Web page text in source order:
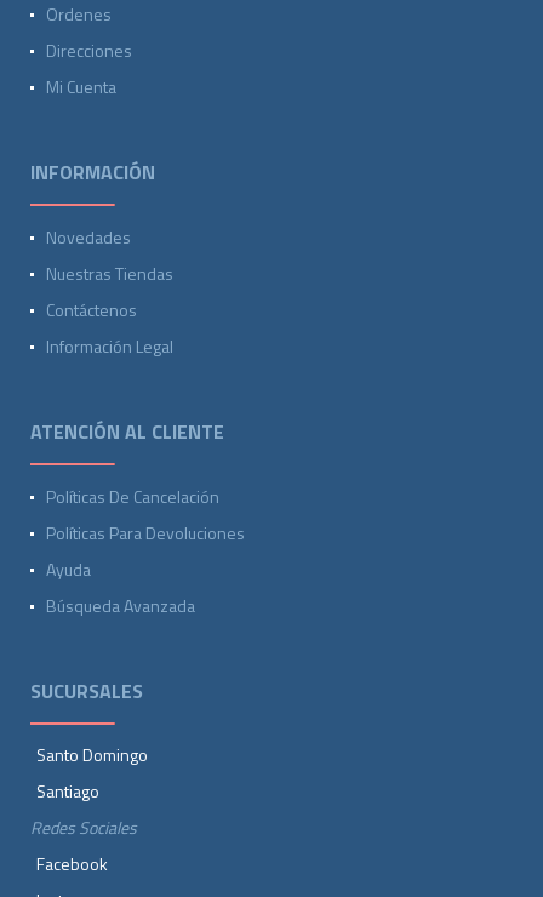
Ordenes
Direcciones
Mi Cuenta
INFORMACIÓN
Novedades
Nuestras Tiendas
Contáctenos
Información Legal
ATENCIÓN AL CLIENTE
Políticas De Cancelación
Políticas Para Devoluciones
Ayuda
Búsqueda Avanzada
SUCURSALES
Santo Domingo
Santiago
Redes Sociales
Facebook